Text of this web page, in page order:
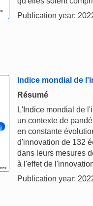
Publication year:
Indice mondial de
Résumé
L'Indice mondial de
un contexte de
en constante
d'innovation de 132
dans leurs mesures
à l'effet de
Publication year: